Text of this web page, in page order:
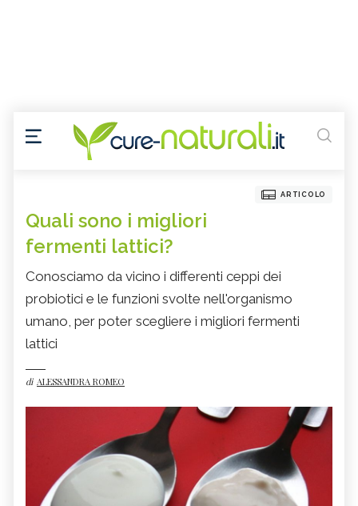
ARTICOLO
Quali sono i migliori
fermenti lattici?
Conosciamo da vicino i differenti ceppi dei
probiotici e le funzioni svolte nell'organismo
umano, per poter scegliere i migliori fermenti
lattici
di ALESSANDRA ROMEO